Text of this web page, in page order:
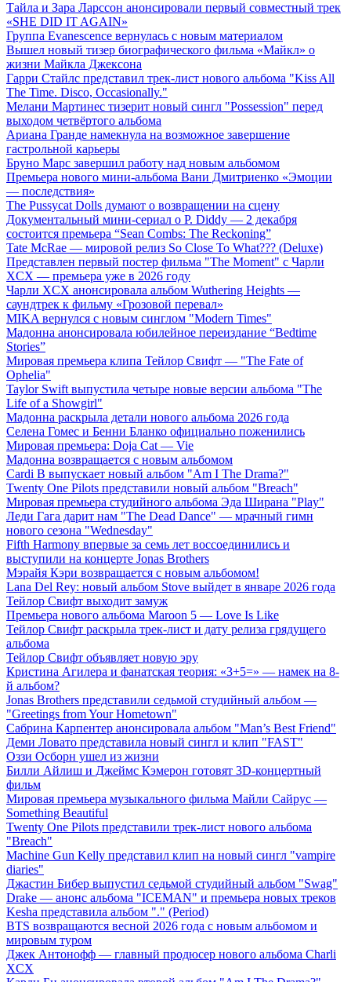
Тайла и Зара Ларссон анонсировали первый совместный трек
«SHE DID IT AGAIN»
Группа Evanescence вернулась с новым материалом
Вышел новый тизер биографического фильма «Майкл» о
жизни Майкла Джексона
Гарри Стайлс представил трек-лист нового альбома "Kiss All
The Time. Disco, Occasionally."
Мелани Мартинес тизерит новый сингл "Possession" перед
выходом четвёртого альбома
Ариана Гранде намекнула на возможное завершение
гастрольной карьеры
Бруно Марс завершил работу над новым альбомом
Премьера нового мини-альбома Вани Дмитриенко «Эмоции
— последствия»
The Pussycat Dolls думают о возвращении на сцену
Документальный мини-сериал о P. Diddy — 2 декабря
состоится премьера “Sean Combs: The Reckoning”
Tate McRae — мировой релиз So Close To What??? (Deluxe)
Представлен первый постер фильма "The Moment" с Чарли
XCX — премьера уже в 2026 году
Чарли XCX анонсировала альбом Wuthering Heights —
саундтрек к фильму «Грозовой перевал»
MIKA вернулся с новым синглом "Modern Times"
Мадонна анонсировала юбилейное переиздание “Bedtime
Stories”
Мировая премьера клипа Тейлор Свифт — "The Fate of
Ophelia"
Taylor Swift выпустила четыре новые версии альбома "The
Life of a Showgirl"
Мадонна раскрыла детали нового альбома 2026 года
Селена Гомес и Бенни Бланко официально поженились
Мировая премьера: Doja Cat — Vie
Мадонна возвращается с новым альбомом
Cardi B выпускает новый альбом "Am I The Drama?"
Twenty One Pilots представили новый альбом "Breach"
Мировая премьера студийного альбома Эда Ширана "Play"
Леди Гага дарит нам "The Dead Dance" — мрачный гимн
нового сезона "Wednesday"
Fifth Harmony впервые за семь лет воссоединились и
выступили на концерте Jonas Brothers
Мэрайя Кэри возвращается с новым альбомом!
Lana Del Rey: новый альбом Stove выйдет в январе 2026 года
Тейлор Свифт выходит замуж
Премьера нового альбома Maroon 5 — Love Is Like
Тейлор Свифт раскрыла трек-лист и дату релиза грядущего
альбома
Тейлор Свифт объявляет новую эру
Кристина Агилера и фанатская теория: «3+5=» — намек на 8-
й альбом?
Jonas Brothers представили седьмой студийный альбом —
"Greetings from Your Hometown"
Сабрина Карпентер анонсировала альбом "Man’s Best Friend"
Деми Ловато представила новый сингл и клип "FAST"
Оззи Осборн ушел из жизни
Билли Айлиш и Джеймс Кэмерон готовят 3D-концертный
фильм
Мировая премьера музыкального фильма Майли Сайрус —
Something Beautiful
Twenty One Pilots представили трек-лист нового альбома
"Breach"
Machine Gun Kelly представил клип на новый сингл "vampire
diaries"
Джастин Бибер выпустил седьмой студийный альбом "Swag"
Drake — анонс альбома "ICEMAN" и премьера новых треков
Kesha представила альбом "." (Period)
BTS возвращаются весной 2026 года с новым альбомом и
мировым туром
Джек Антонофф — главный продюсер нового альбома Charli
XCX